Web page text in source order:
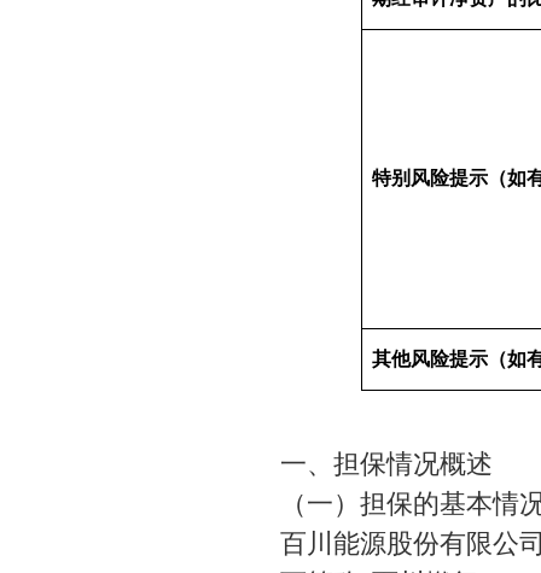
特别风险提示（如
其他风险提示（如
一、担保情况概述
（一）担保的基本情
百川能源股份有限公